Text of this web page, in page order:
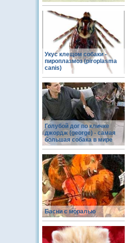
Укус клещом собаки -
пироплазмоз (piroplasma
canis)
Голубой дог по кличке
джордж (george) - самая
большая собака в мире
Басни с моралью